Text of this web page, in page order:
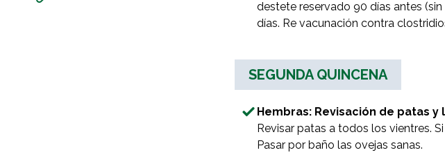
destete reservado 90 días antes
días. Re vacunación contra
SEGUNDA QUINCENA
Hembras: Revisación de patas y
Revisar patas a todos los vientres.
Pasar por baño las ovejas sanas.